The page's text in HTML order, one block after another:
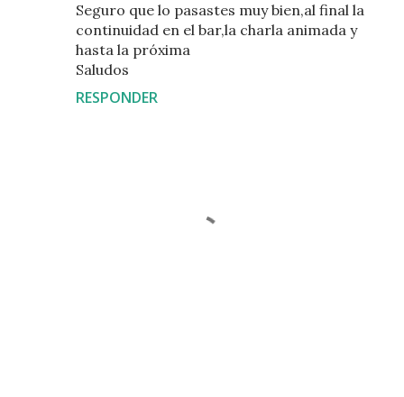
Seguro que lo pasastes muy bien,al final la
continuidad en el bar,la charla animada y
hasta la próxima
Saludos
RESPONDER